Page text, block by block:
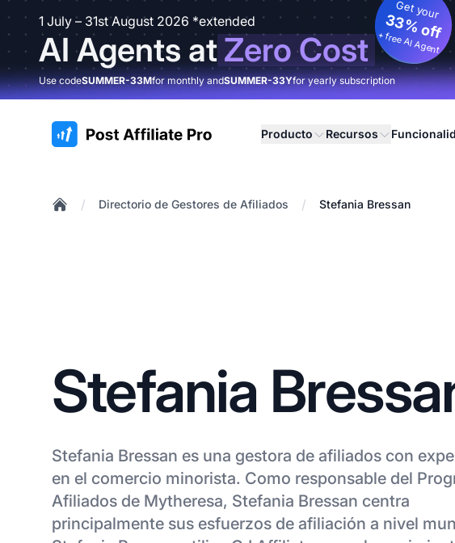
1 July – 31st August 2026 *extended
AI Agents atZero Cost
Get your
33% off
+ free AI Agent
Use codeSUMMER-33Mfor monthly andSUMMER-33Yfor yearly subscription
:site.title Producto Recursos
/ Directorio de Gestores de Afiliados / Stefania Bressan
Stefania
Stefania Bressan es una gestora de afiliados con
en el comercio minorista. Como responsable del
Afiliados de Mytheresa, Stefania Bressan centra
principalmente sus esfuerzos de afiliación a nivel